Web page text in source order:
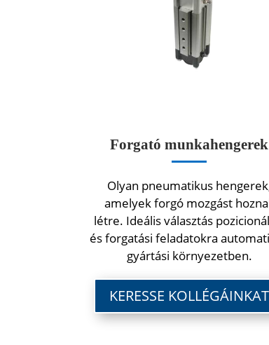
Forgató munkahengerek
Olyan pneumatikus
amelyek forgó mozgást
létre. Ideális választás
és forgatási feladatokra
gyártási környezetben.
KERESSE KOLLÉGÁINKAT